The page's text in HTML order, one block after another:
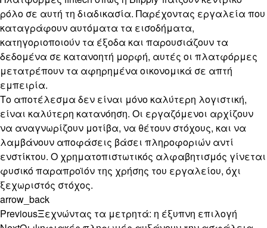
ρόλο σε αυτή τη διαδικασία. Παρέχοντας εργαλεία που
καταγράφουν αυτόματα τα εισοδήματα,
κατηγοριοποιούν τα έξοδα και παρουσιάζουν τα
δεδομένα σε κατανοητή μορφή, αυτές οι πλατφόρμες
μετατρέπουν τα αφηρημένα οικονομικά σε απτή
εμπειρία.
Το αποτέλεσμα δεν είναι μόνο καλύτερη λογιστική,
είναι καλύτερη κατανόηση. Οι εργαζόμενοι αρχίζουν
να αναγνωρίζουν μοτίβα, να θέτουν στόχους, και να
λαμβάνουν αποφάσεις βάσει πληροφοριών αντί
ενστίκτου. Ο χρηματοπιστωτικός αλφαβητισμός γίνεται
φυσικό παραπροϊόν της χρήσης του εργαλείου, όχι
ξεχωριστός στόχος.
arrow_back
PreviousΞεχνώντας τα μετρητά: η έξυπνη επιλογή